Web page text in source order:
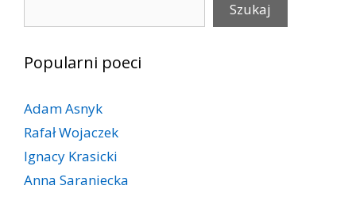
Szukaj
Popularni poeci
Adam Asnyk
Rafał Wojaczek
Ignacy Krasicki
Anna Saraniecka